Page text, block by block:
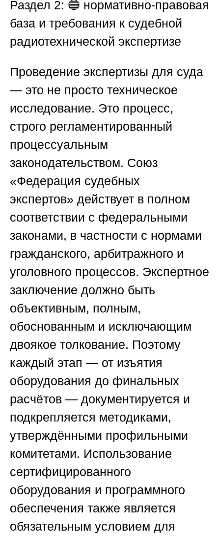
Раздел 2: 🔵 нормативно-правовая
база и требования к судебной
радиотехнической экспертизе
Проведение экспертизы для суда
— это не просто техническое
исследование. Это процесс,
строго регламентированный
процессуальным
законодательством. Союз
«Федерация судебных
экспертов» действует в полном
соответствии с федеральными
законами, в частности с нормами
гражданского, арбитражного и
уголовного процессов. Экспертное
заключение должно быть
объективным, полным,
обоснованным и исключающим
двоякое толкование. Поэтому
каждый этап — от изъятия
оборудования до финальных
расчётов — документируется и
подкрепляется методиками,
утверждёнными профильными
комитетами. Использование
сертифицированного
оборудования и программного
обеспечения также является
обязательным условием для